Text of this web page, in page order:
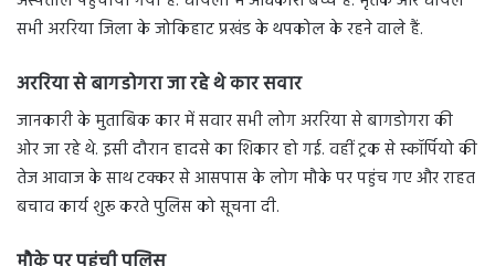
सभी अररिया जिला के जोकिहाट प्रखंड के थपकोल के रहने वाले हैं.
अररिया से बागडोगरा जा रहे थे कार सवार
जानकारी के मुताबिक कार में सवार सभी लोग अररिया से बागडोगरा की
ओर जा रहे थे. इसी दौरान हादसे का शिकार हो गई. वहीं ट्रक से स्कॉर्पियो की
तेज आवाज के साथ टक्कर से आसपास के लोग मौके पर पहुंच गए और राहत
बचाव कार्य शुरू करते पुलिस को सूचना दी.